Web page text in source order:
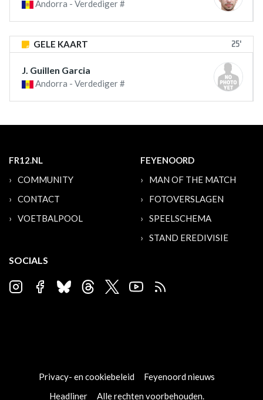
Andorra - Verdediger #
GELE KAART 25'
J. Guillen Garcia
Andorra - Verdediger #
FR12.NL
COMMUNITY
CONTACT
VOETBALPOOL
FEYENOORD
MAN OF THE MATCH
FOTOVERSLAGEN
SPEELSCHEMA
STAND EREDIVISIE
SOCIALS
Privacy- en cookiebeleid
Feyenoord nieuws
Headliner
Alle rechten voorbehouden.